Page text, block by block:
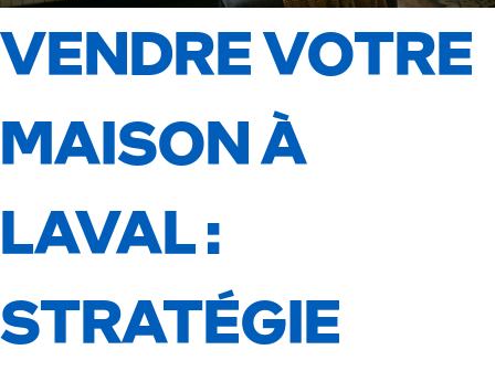
VENDRE VOTRE
MAISON À
LAVAL :
STRATÉGIE